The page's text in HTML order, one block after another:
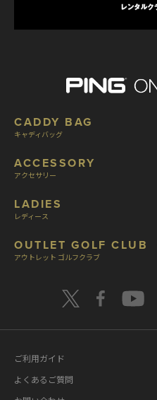
CADDY BAG
キャディバッグ
ACCESSORY
アクセサリー
LADIES
レディース
OUTLET GOLF CLUB
アウトレット ゴルフクラブ
ご利用ガイド
よくあるご質問